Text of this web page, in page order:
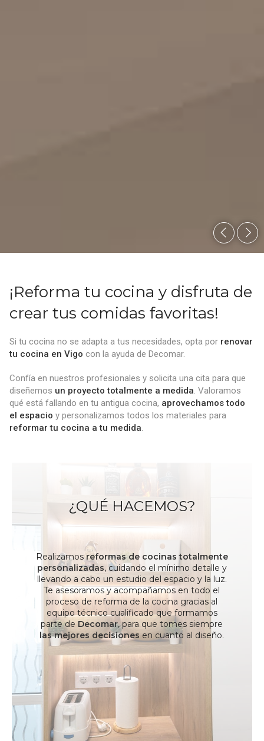
¡Reforma tu cocina y disfruta de
crear tus comidas favoritas!
Si tu cocina no se adapta a tus necesidades, opta por renovar
tu cocina en Vigo con la ayuda de Decomar.
Confía en nuestros profesionales y solicita una cita para que
diseñemos un proyecto totalmente a medida. Valoramos
qué está fallando en tu antigua cocina, aprovechamos todo
el espacio y personalizamos todos los materiales para
reformar tu cocina a tu medida.
¿QUÉ HACEMOS?
Realizamosreformas de cocinas totalmente
personalizadas, cuidando el mínimo detalle y
llevando a cabo un estudio del espacio y la luz.
Te asesoramos y acompañamos en todo el
proceso de reforma de la cocina gracias al
equipo técnico cualificado que formamos
parte de Decomar, para que tomes siempre
las mejores decisiones en cuanto al diseño.